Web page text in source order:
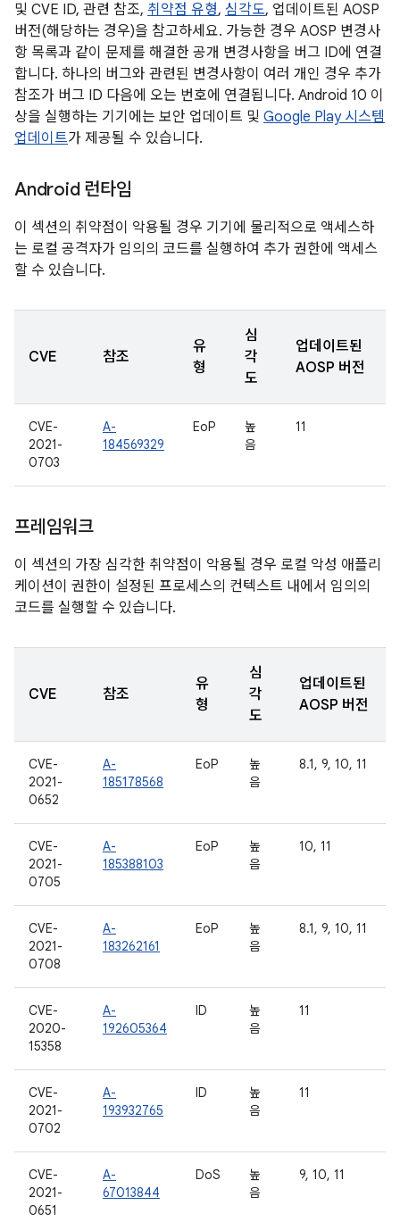
및 CVE ID, 관련 참조, 취약점 유형, 심각도, 업데이트된 AOSP
버전(해당하는 경우)을 참고하세요. 가능한 경우 AOSP 변경사
항 목록과 같이 문제를 해결한 공개 변경사항을 버그 ID에 연결
합니다. 하나의 버그와 관련된 변경사항이 여러 개인 경우 추가
참조가 버그 ID 다음에 오는 번호에 연결됩니다. Android 10 이
상을 실행하는 기기에는 보안 업데이트 및 Google Play 시스템
업데이트가 제공될 수 있습니다.
Android 런타임
이 섹션의 취약점이 악용될 경우 기기에 물리적으로 액세스하
는 로컬 공격자가 임의의 코드를 실행하여 추가 권한에 액세스
할 수 있습니다.
CVE 참조
유
형
심
각
도
업데이트된
AOSP 버전
CVE-
2021-
0703
A-
184569329
EoP
높
음
11
프레임워크
이 섹션의 가장 심각한 취약점이 악용될 경우 로컬 악성 애플리
케이션이 권한이 설정된 프로세스의 컨텍스트 내에서 임의의
코드를 실행할 수 있습니다.
CVE 참조
유
형
심
각
도
업데이트된
AOSP 버전
CVE-
2021-
0652
A-
185178568
EoP
높
음
8.1, 9, 10, 11
CVE-
2021-
0705
A-
185388103
EoP
높
음
10, 11
CVE-
2021-
0708
A-
183262161
EoP
높
음
8.1, 9, 10, 11
CVE-
2020-
15358
A-
192605364
ID
높
음
11
CVE-
2021-
0702
A-
193932765
ID
높
음
11
CVE-
2021-
0651
A-
67013844
DoS
높
음
9, 10, 11